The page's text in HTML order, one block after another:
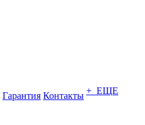
Гарантия Контакты + ЕЩЕ